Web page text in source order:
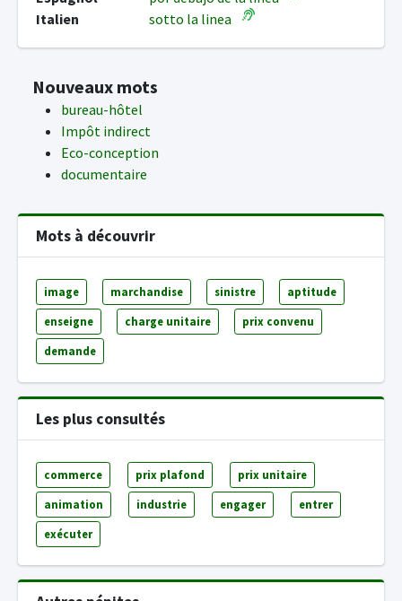
Italien
sotto la linea
Nouveaux mots
bureau-hôtel
Impôt indirect
Eco-conception
documentaire
Mots à découvrir
image marchandise sinistre aptitude
enseigne charge unitaire prix convenu
demande
Les plus consultés
commerce prix plafond prix unitaire
animation industrie engager entrer
exécuter